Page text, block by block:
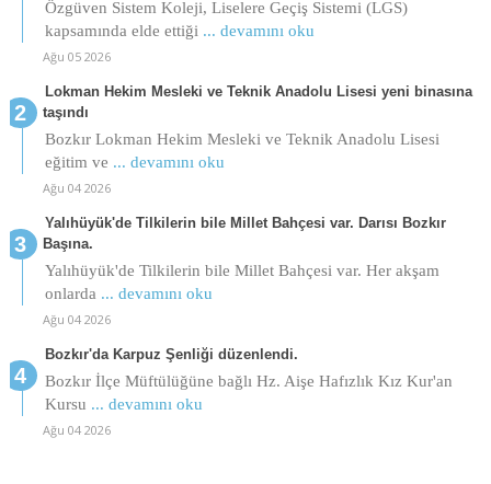
Özgüven Sistem Koleji, Liselere Geçiş Sistemi (LGS)
kapsamında elde ettiği ... devamını oku
Ağu 05 2026
Lokman Hekim Mesleki ve Teknik Anadolu Lisesi yeni binasına
taşındı
Bozkır Lokman Hekim Mesleki ve Teknik Anadolu Lisesi
eğitim ve ... devamını oku
Ağu 04 2026
Yalıhüyük'de Tilkilerin bile Millet Bahçesi var. Darısı Bozkır
Başına.
Yalıhüyük'de Tilkilerin bile Millet Bahçesi var. Her akşam
onlarda ... devamını oku
Ağu 04 2026
Bozkır'da Karpuz Şenliği düzenlendi.
Bozkır İlçe Müftülüğüne bağlı Hz. Aişe Hafızlık Kız Kur'an
Kursu ... devamını oku
Ağu 04 2026